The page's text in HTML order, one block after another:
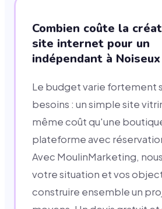
Combien coûte la
site internet pour un
indépendant à Noiseux
Le budget varie fortement
besoins : un simple site
même coût qu'une
plateforme avec
Avec MoulinMarketing,
votre situation et vos
construire ensemble un